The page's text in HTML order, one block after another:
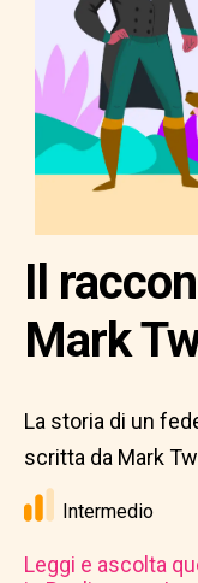
Il
Mark
La storia di un
scritta da Mark
Intermedio
Leggi e ascolta